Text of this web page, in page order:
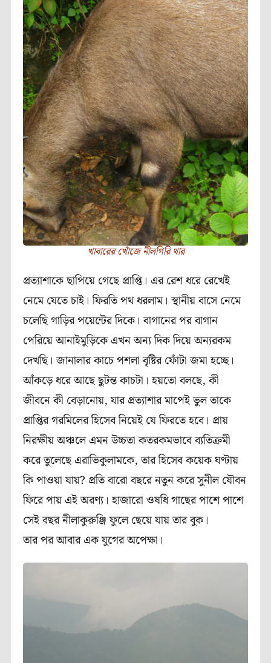
খাবারের খোঁজে নীলগিরি থার
প্রত্যাশাকে ছাপিয়ে গেছে প্রাপ্তি। এর রেশ ধরে রেখেই
নেমে যেতে চাই। ফিরতি পথ ধরলাম। স্থানীয় বাসে নেমে
চলেছি গাড়ির পয়েন্টের দিকে। বাগানের পর বাগান
পেরিয়ে আনাইমুড়িকে এখন অন্য দিক দিয়ে অন্যরকম
দেখছি। জানালার কাচে পশলা বৃষ্টির ফোঁটা জমা হচ্ছে।
আঁকড়ে ধরে আছে ছুটন্ত কাচটা। হয়তো বলছে, কী
জীবনে কী বেড়ানোয়, যার প্রত্যাশার মাপেই ভুল তাকে
প্রাপ্তির গরমিলেরহিসেব নিয়েই যে ফিরতে হবে। প্রায়
নিরক্ষীয় অঞ্চলে এমন উচ্চতা কতরকমভাবে ব্যতিক্রমী
করে তুলেছে এরাভিকুলামকে, তার হিসেব কয়েক ঘণ্টায়
কি পাওয়া যায়? প্রতি বারো বছরে নতুন করেসুনীলযৌবন
ফিরে পায় এই অরণ্য। হাজারো ওষধি গাছের পাশে পাশে
সেই বছর নীলাকুরুঞ্জি ফুলে ছেয়ে যায় তার বুক।
তার পর আবার এক যুগের অপেক্ষা।